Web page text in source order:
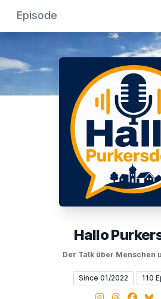
Episode
Hallo
Der Talk über Menschen
Since 01/2022 110
Instagram
Threads